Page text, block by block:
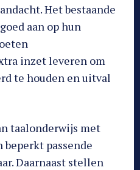
Het bestaande
aan op hun
inzet leveren om
te houden en uitval
taalonderwijs met
passende
Daarnaast stellen